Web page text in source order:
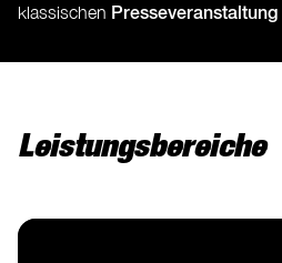
klassischen Presseveranstaltung
Leistungsbereiche